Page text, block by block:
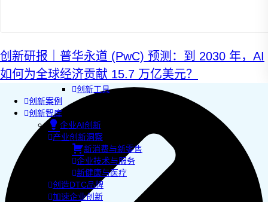
AI+增长集思会
创新学堂
创新讲座
创新工具
创新案例
创新智库
企业AI创新
产业创新洞察
新消费与新零售
企业技术与服务
新健康与医疗
创造DTC品牌
加速企业创新
创新研报｜普华永道 (PwC) 预测：到 2030 年，AI
如何为全球经济贡献 15.7 万亿美元？